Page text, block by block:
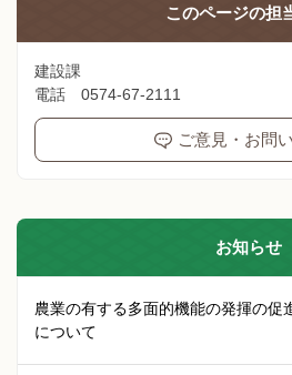
このページの担
建設課
電話 0574-67-2111
ご意見・お問
お知らせ
農業の有する多面的機能の発揮の促
について